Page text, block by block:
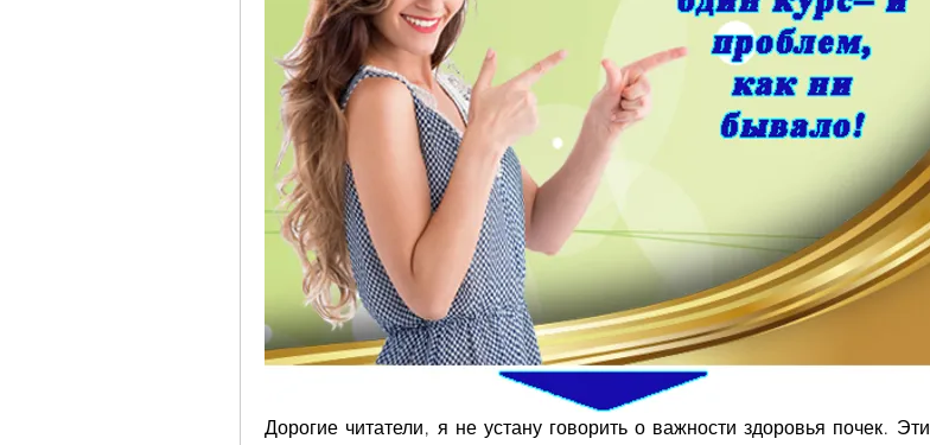
Дорогие читатели, я не устану говорить о важности здоровья почек. Эти